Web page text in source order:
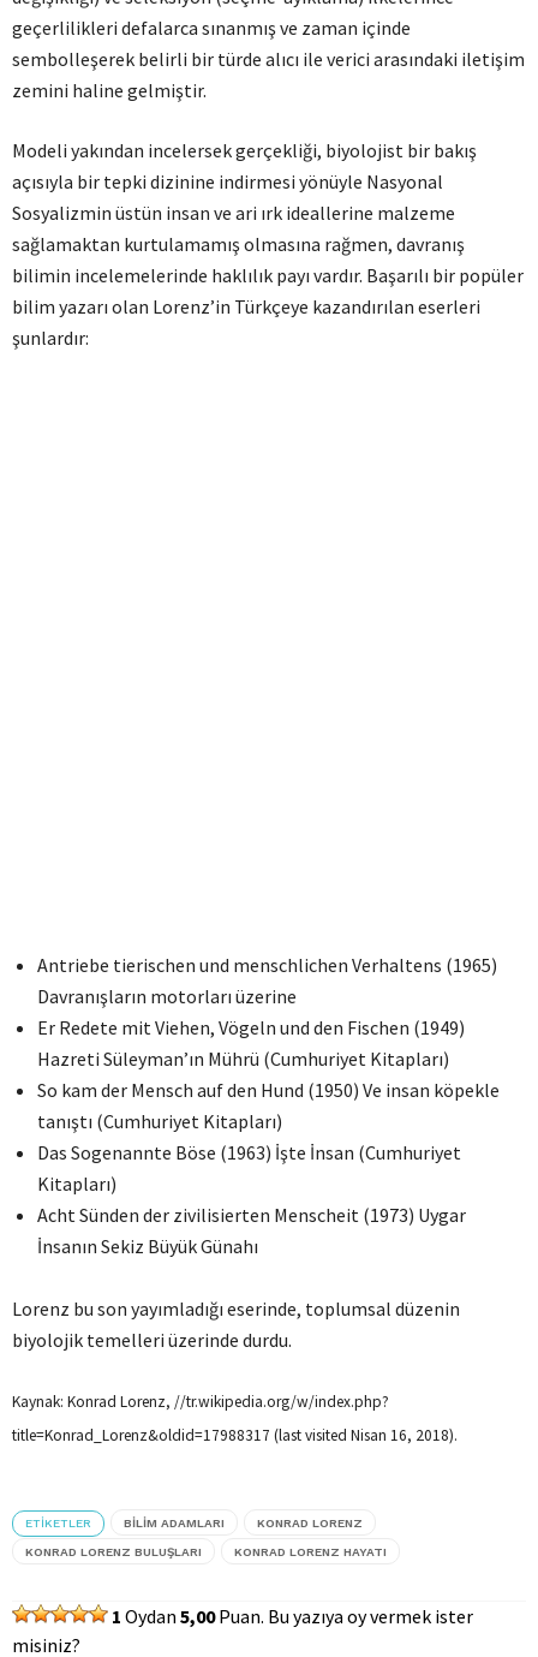
geçerlilikleri defalarca sınanmış ve zaman içinde
sembolleşerek belirli bir türde alıcı ile verici arasındaki iletişim
zemini haline gelmiştir.
Modeli yakından incelersek gerçekliği, biyolojist bir bakış
açısıyla bir tepki dizinine indirmesi yönüyle Nasyonal
Sosyalizmin üstün insan ve ari ırk ideallerine malzeme
sağlamaktan kurtulamamış olmasına rağmen, davranış
bilimin incelemelerinde haklılık payı vardır. Başarılı bir popüler
bilim yazarı olan Lorenz’in Türkçeye kazandırılan eserleri
şunlardır:
Antriebe tierischen und menschlichen Verhaltens (1965)
Davranışların motorları üzerine
Er Redete mit Viehen, Vögeln und den Fischen (1949)
Hazreti Süleyman’ın Mührü (Cumhuriyet Kitapları)
So kam der Mensch auf den Hund (1950) Ve insan köpekle
tanıştı (Cumhuriyet Kitapları)
Das Sogenannte Böse (1963) İşte İnsan (Cumhuriyet
Kitapları)
Acht Sünden der zivilisierten Menscheit (1973) Uygar
İnsanın Sekiz Büyük Günahı
Lorenz bu son yayımladığı eserinde, toplumsal düzenin
biyolojik temelleri üzerinde durdu.
Kaynak: Konrad Lorenz, //tr.wikipedia.org/w/index.php?
title=Konrad_Lorenz&oldid=17988317 (last visited Nisan 16, 2018).
ETIKETLER BILIM ADAMLARI KONRAD LORENZ
KONRAD LORENZ BULUŞLARI KONRAD LORENZ HAYATI
1 Oydan 5,00Puan. Bu yazıya oy vermek ister
misiniz?